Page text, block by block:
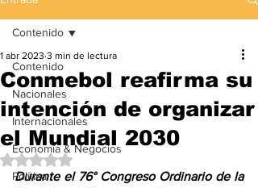
Contenido
Nacionales
Internacionales
Economía & Negocios
Política
Contenido
Conmebol reafirma su
intención de organizar
el Mundial 2030
1 abr 2023 3 min de lectura
Obtuvo NaN de 5 estrellas.
Durante el 76° Congreso Ordinario de la